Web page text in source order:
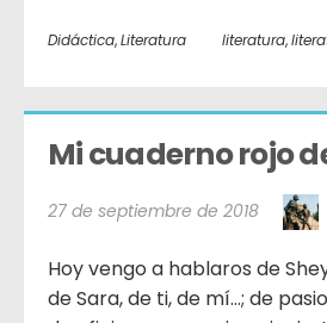
Didáctica,Literatura literatura,
Mi cuaderno rojo
27 de septiembre de 2018
Hoy vengo a hablaros de
de Sara, de ti, de mí…; de